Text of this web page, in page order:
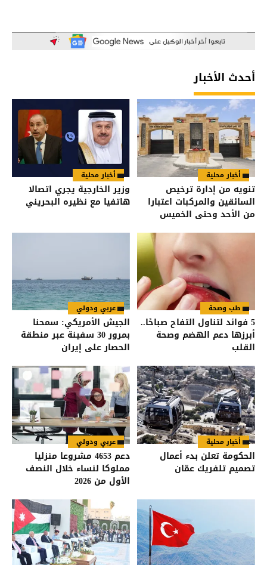
أحدث الأخبار
أخبار محلية
تنويه من إدارة ترخيص
السائقين والمركبات اعتبارا
من الأحد وحتى الخميس
أخبار محلية
وزير الخارجية يجري اتصالا
هاتفيا مع نظيره البحريني
طب وصحة
5 فوائد لتناول التفاح صباحًا..
أبرزها دعم الهضم وصحة
القلب
عربي ودولي
الجيش الأمريكي: سمحنا
بمرور 30 سفينة عبر منطقة
الحصار على إيران
أخبار محلية
الحكومة تعلن بدء أعمال
تصميم تلفريك عمّان
عربي ودولي
دعم 4653 مشروعا منزليا
مملوكا لنساء خلال النصف
الأول من 2026